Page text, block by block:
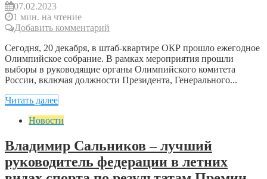
07.02.2023
1 мин. на чтение
Добавить комментарий
Сегодня, 20 декабря, в штаб-квартире ОКР прошло ежегодное
Олимпийское собрание. В рамках мероприятия прошли
выборы в руководящие органы Олимпийского комитета
России, включая должности Президента, Генерального...
Читать далее
Новости
Владимир Сальников – лучший
руководитель федерации в летних